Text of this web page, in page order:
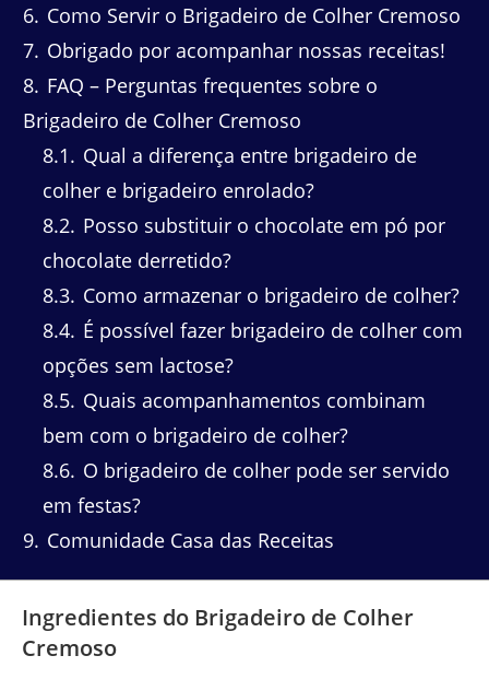
6 Como Servir o Brigadeiro de Colher Cremoso
7 Obrigado por acompanhar nossas receitas!
8 FAQ – Perguntas frequentes sobre o
Brigadeiro de Colher Cremoso
8.1
Qual a diferença entre brigadeiro de
colher e brigadeiro enrolado?
8.2 Posso substituir o chocolate em pó por
chocolate derretido?
8.3 Como armazenar o brigadeiro de colher?
8.4 É possível fazer brigadeiro de colher com
opções sem lactose?
8.5 Quais acompanhamentos combinam
bem com o brigadeiro de colher?
8.6 O brigadeiro de colher pode ser servido
em festas?
9 Comunidade Casa das Receitas
Ingredientes do Brigadeiro de Colher
Cremoso